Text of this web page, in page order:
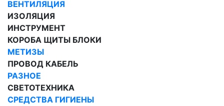
ВЕНТИЛЯЦИЯ
ИЗОЛЯЦИЯ
ИНСТРУМЕНТ
КОРОБА ЩИТЫ БЛОКИ
МЕТИЗЫ
ПРОВОД КАБЕЛЬ
РАЗНОЕ
СВЕТОТЕХНИКА
СРЕДСТВА ГИГИЕНЫ